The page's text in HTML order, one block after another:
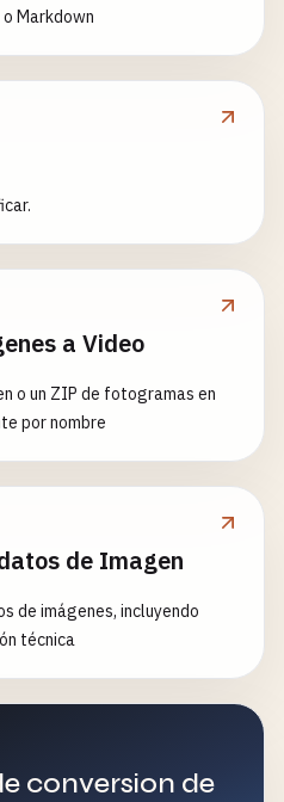
Markdown
a Video
o un ZIP de fotogramas en
por nombre
de Imagen
de imágenes, incluyendo
técnica
conversion de